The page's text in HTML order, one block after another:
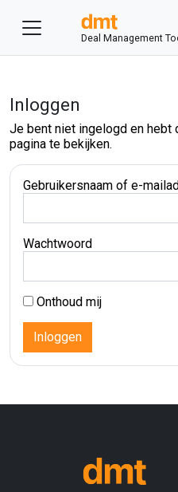
Deal Management
Inloggen
Je bent niet ingelogd en hebt
pagina te bekijken.
Gebruikersnaam of e-
Wachtwoord
Onthoud mij